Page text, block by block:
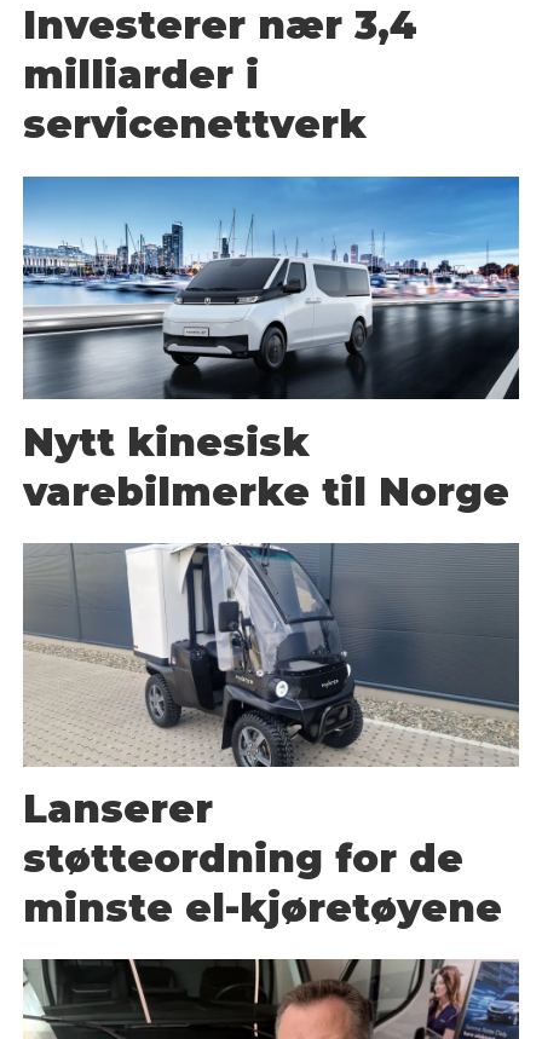
Investerer nær 3,4
milliarder i
servicenettverk
Nytt kinesisk
varebilmerke til Norge
Lanserer
støtteordning for de
minste el-kjøretøyene